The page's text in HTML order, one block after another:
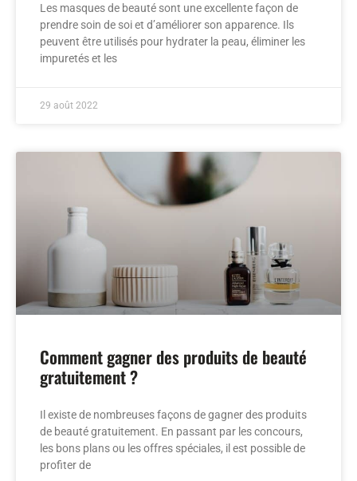
Les masques de beauté sont une excellente façon de
prendre soin de soi et d’améliorer son apparence. Ils
peuvent être utilisés pour hydrater la peau, éliminer les
impuretés et les
29 août 2022
Comment gagner des produits de beauté
gratuitement ?
Il existe de nombreuses façons de gagner des produits
de beauté gratuitement. En passant par les concours,
les bons plans ou les offres spéciales, il est possible de
profiter de